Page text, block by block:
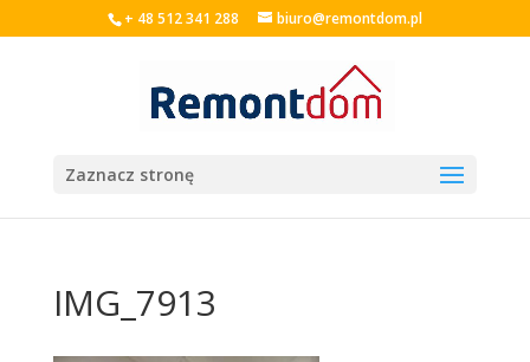
+ 48 512 341 288 biuro@remontdom.pl
Zaznacz stronę
IMG_7913